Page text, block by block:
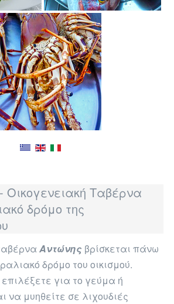
Οικογενειακή Ταβέρνα
δρόμο της
Αντώνης βρίσκεται πάνω
δρόμο του οικισμού.
για το γεύμα ή
να μυηθείτε σε λιχουδιές